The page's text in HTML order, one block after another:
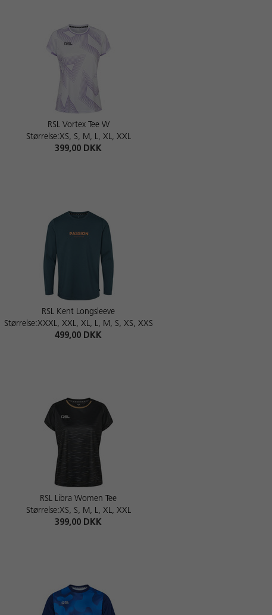
RSL Vortex Tee W
Størrelse:XS, S, M, L, XL, XXL
399,00 DKK
RSL Kent Longsleeve
Størrelse:XXXL, XXL, XL, L, M, S, XS, XXS
499,00 DKK
RSL Libra Women Tee
Størrelse:XS, S, M, L, XL, XXL
399,00 DKK